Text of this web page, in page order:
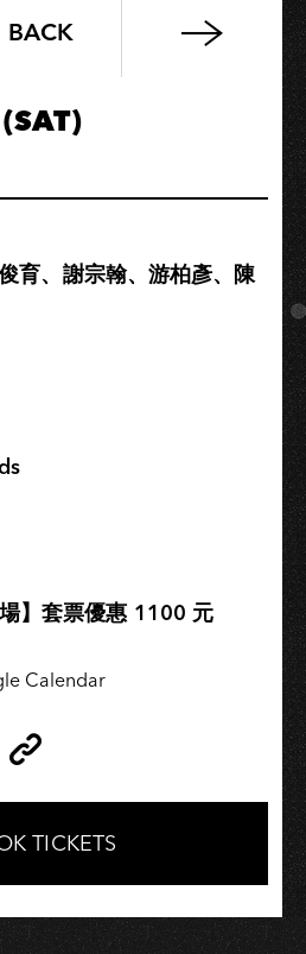
BACK
育、謝宗翰、游柏彥、陳
】套票優惠 1100 元
Calendar
Link
TICKETS